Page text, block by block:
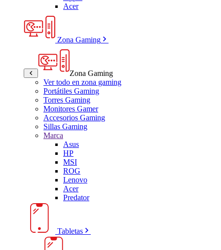
Acer
Zona Gaming
Zona Gaming
Ver todo en zona gaming
Portátiles Gaming
Torres Gaming
Monitores Gamer
Accesorios Gaming
Sillas Gaming
Marca
Asus
HP
MSI
ROG
Lenovo
Acer
Predator
Tabletas